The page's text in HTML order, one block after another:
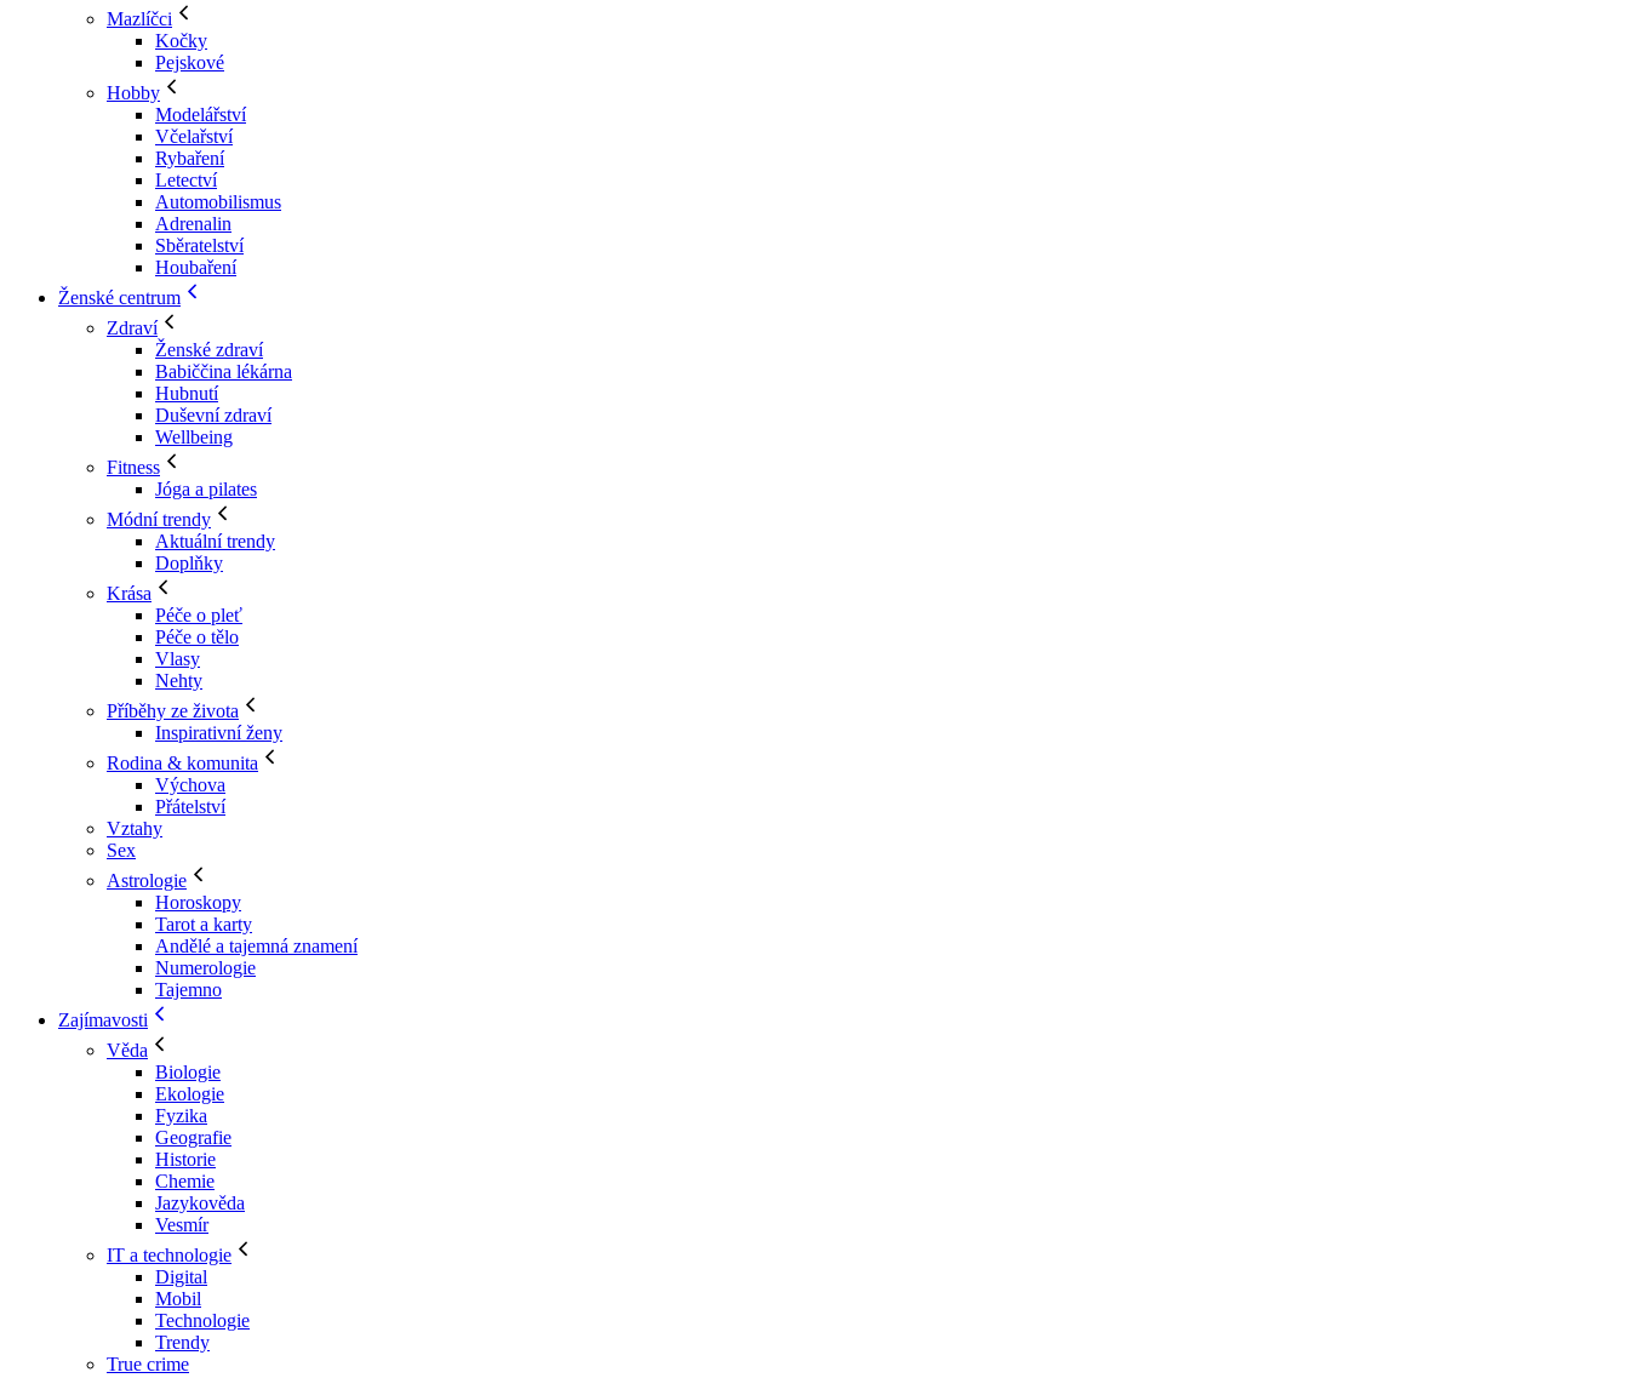
Mazlíčci
Kočky
Pejskové
Hobby
Modelářství
Včelařství
Rybaření
Letectví
Automobilismus
Adrenalin
Sběratelství
Houbaření
Ženské centrum
Zdraví
Ženské zdraví
Babiččina lékárna
Hubnutí
Duševní zdraví
Wellbeing
Fitness
Jóga a pilates
Módní trendy
Aktuální trendy
Doplňky
Krása
Péče o pleť
Péče o tělo
Vlasy
Nehty
Příběhy ze života
Inspirativní ženy
Rodina & komunita
Výchova
Přátelství
Vztahy
Sex
Astrologie
Horoskopy
Tarot a karty
Andělé a tajemná znamení
Numerologie
Tajemno
Zajímavosti
Věda
Biologie
Ekologie
Fyzika
Geografie
Historie
Chemie
Jazykověda
Vesmír
IT a technologie
Digital
Mobil
Technologie
Trendy
True crime